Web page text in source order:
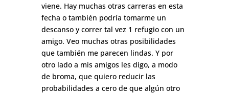
viene. Hay muchas otras carreras en esta
fecha o también podría tomarme un
descanso y correr tal vez 1 refugio con un
amigo. Veo muchas otras posibilidades
que también me parecen lindas. Y por
otro lado a mis amigos les digo, a modo
de broma, que quiero reducir las
probabilidades a cero de que algún otro